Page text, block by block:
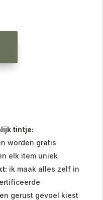
tintje:
worden gratis
elk item uniek
ik maak alles zelf in
gerust gevoel kiest